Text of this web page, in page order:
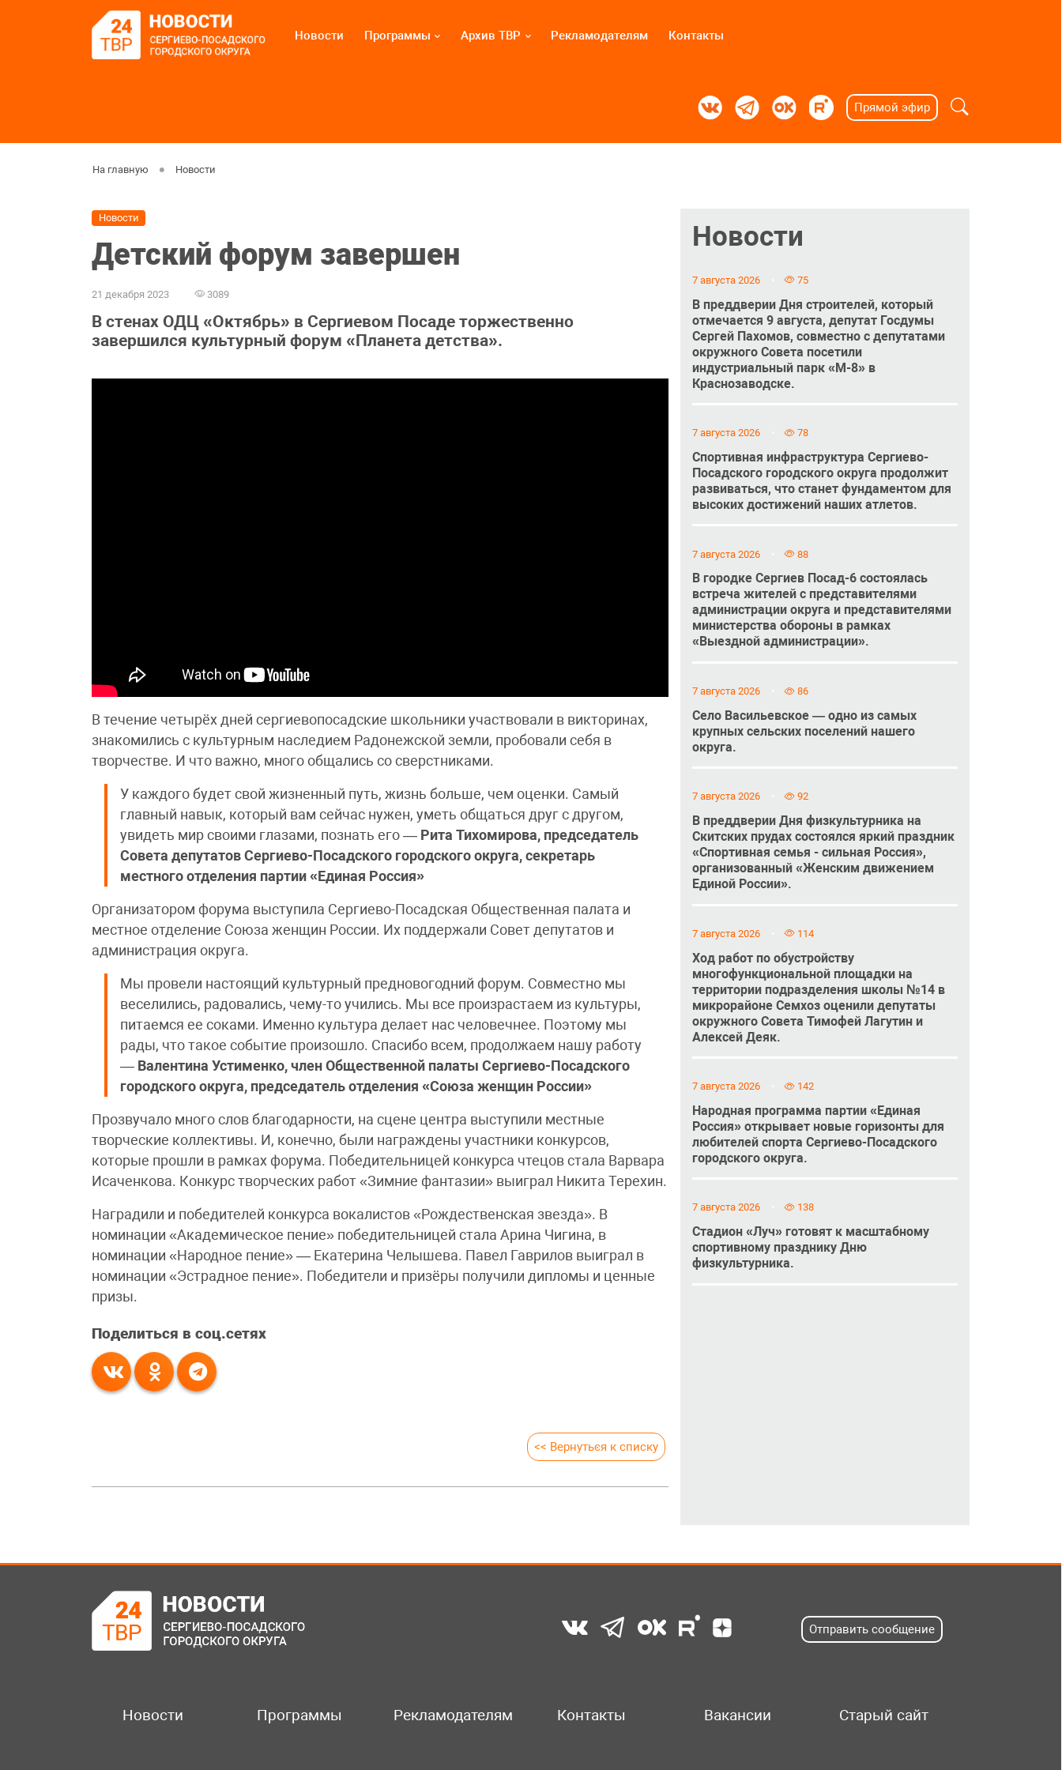
Новости Программы Архив ТВР Рекламодателям Контакты
Прямой эфир
На главную Новости
Новости
Детский форум завершен
21 декабря 2023 3089
В стенах ОДЦ «Октябрь» в Сергиевом Посаде торжественно
завершился культурный форум «Планета детства».
В течение четырёх дней сергиевопосадские школьники участвовали в викторинах,
знакомились с культурным наследием Радонежской земли, пробовали себя в
творчестве. И что важно, много общались со сверстниками.
У каждого будет свой жизненный путь, жизнь больше, чем оценки. Самый
главный навык, который вам сейчас нужен, уметь общаться друг с другом,
увидеть мир своими глазами, познать его — Рита Тихомирова, председатель
Совета депутатов Сергиево-Посадского городского округа, секретарь
местного отделения партии «Единая Россия»
Организатором форума выступила Сергиево-Посадская Общественная палата и
местное отделение Союза женщин России. Их поддержали Совет депутатов и
администрация округа.
Мы провели настоящий культурный предновогодний форум. Совместно мы
веселились, радовались, чему-то учились. Мы все произрастаем из культуры,
питаемся ее соками. Именно культура делает нас человечнее. Поэтому мы
рады, что такое событие произошло. Спасибо всем, продолжаем нашу работу
— Валентина Устименко, член Общественной палаты Сергиево-Посадского
городского округа, председатель отделения «Союза женщин России»
Прозвучало много слов благодарности, на сцене центра выступили местные
творческие коллективы. И, конечно, были награждены участники конкурсов,
которые прошли в рамках форума. Победительницей конкурса чтецов стала Варвара
Исаченкова. Конкурс творческих работ «Зимние фантазии» выиграл Никита Терехин.
Наградили и победителей конкурса вокалистов «Рождественская звезда». В
номинации «Академическое пение» победительницей стала Арина Чигина, в
номинации «Народное пение» — Екатерина Челышева. Павел Гаврилов выиграл в
номинации «Эстрадное пение». Победители и призёры получили дипломы и ценные
призы.
Поделиться в соц.сетях
<< Вернуться к списку
Новости
7 августа 2026 75
В преддверии Дня строителей, который
отмечается 9 августа, депутат Госдумы
Сергей Пахомов, совместно с депутатами
окружного Совета посетили
индустриальный парк «М-8» в
Краснозаводске.
7 августа 2026 78
Спортивная инфраструктура Сергиево-
Посадского городского округа продолжит
развиваться, что станет фундаментом для
высоких достижений наших атлетов.
7 августа 2026 88
В городке Сергиев Посад-6 состоялась
встреча жителей с представителями
администрации округа и представителями
министерства обороны в рамках
«Выездной администрации».
7 августа 2026 86
Село Васильевское — одно из самых
крупных сельских поселений нашего
округа.
7 августа 2026 92
В преддверии Дня физкультурника на
Скитских прудах состоялся яркий праздник
«Спортивная семья - сильная Россия»,
организованный «Женским движением
Единой России».
7 августа 2026 114
Ход работ по обустройству
многофункциональной площадки на
территории подразделения школы №14 в
микрорайоне Семхоз оценили депутаты
окружного Совета Тимофей Лагутин и
Алексей Деяк.
7 августа 2026 142
Народная программа партии «Единая
Россия» открывает новые горизонты для
любителей спорта Сергиево-Посадского
городского округа.
7 августа 2026 138
Стадион «Луч» готовят к масштабному
спортивному празднику Дню
физкультурника.
Отправить сообщение
Новости Программы Рекламодателям Контакты Вакансии Старый сайт